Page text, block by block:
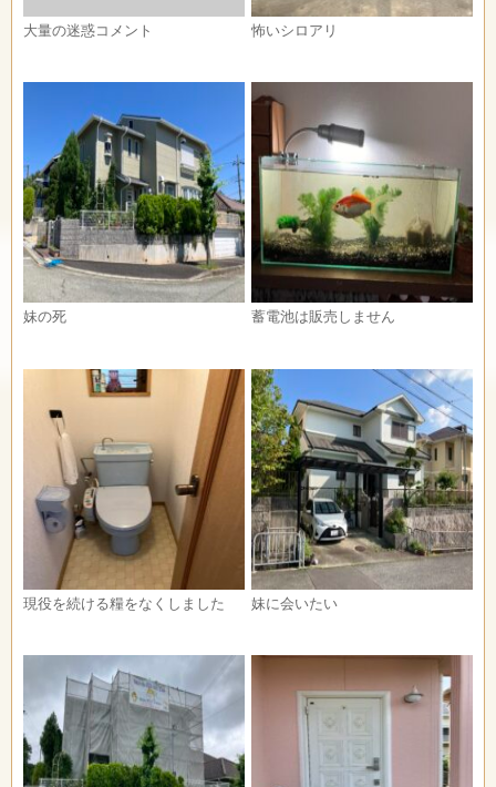
大量の迷惑コメント 怖いシロアリ
妹の死 蓄電池は販売しません
現役を続ける糧をなくしました 妹に会いたい